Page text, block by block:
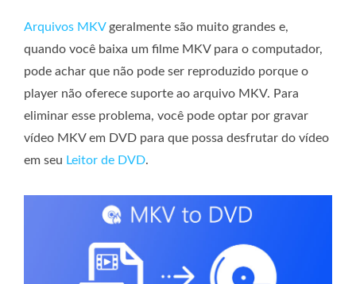
Arquivos MKVgeralmente são muito grandes e,
quando você baixa um filme MKV para o computador,
pode achar que não pode ser reproduzido porque o
player não oferece suporte ao arquivo MKV. Para
eliminar esse problema, você pode optar por gravar
vídeo MKV em DVD para que possa desfrutar do vídeo
em seu Leitor de DVD.